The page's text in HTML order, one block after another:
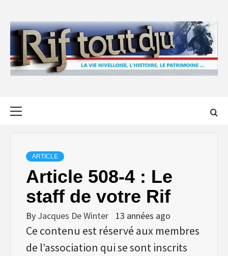
content
ARTICLE
Article 508-4 : Le
staff de votre Rif
By Jacques De Winter 13 années ago
Ce contenu est réservé aux membres
de l’association qui se sont inscrits